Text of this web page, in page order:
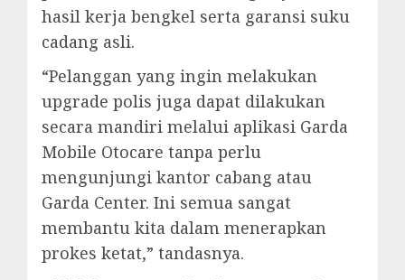
hasil kerja bengkel serta garansi suku
cadang asli.
“Pelanggan yang ingin melakukan
upgrade polis juga dapat dilakukan
secara mandiri melalui aplikasi Garda
Mobile Otocare tanpa perlu
mengunjungi kantor cabang atau
Garda Center. Ini semua sangat
membantu kita dalam menerapkan
prokes ketat,” tandasnya.